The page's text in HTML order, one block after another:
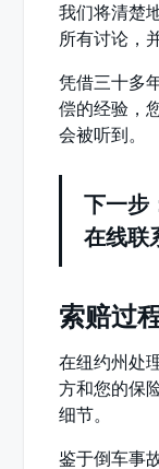
我们将清楚
所有讨论，
凭借三十多
偿的经验，
会被听到。
下一步
在线联
索赔过
在纽约州处
方和您的保
细节。
鉴于倒车事